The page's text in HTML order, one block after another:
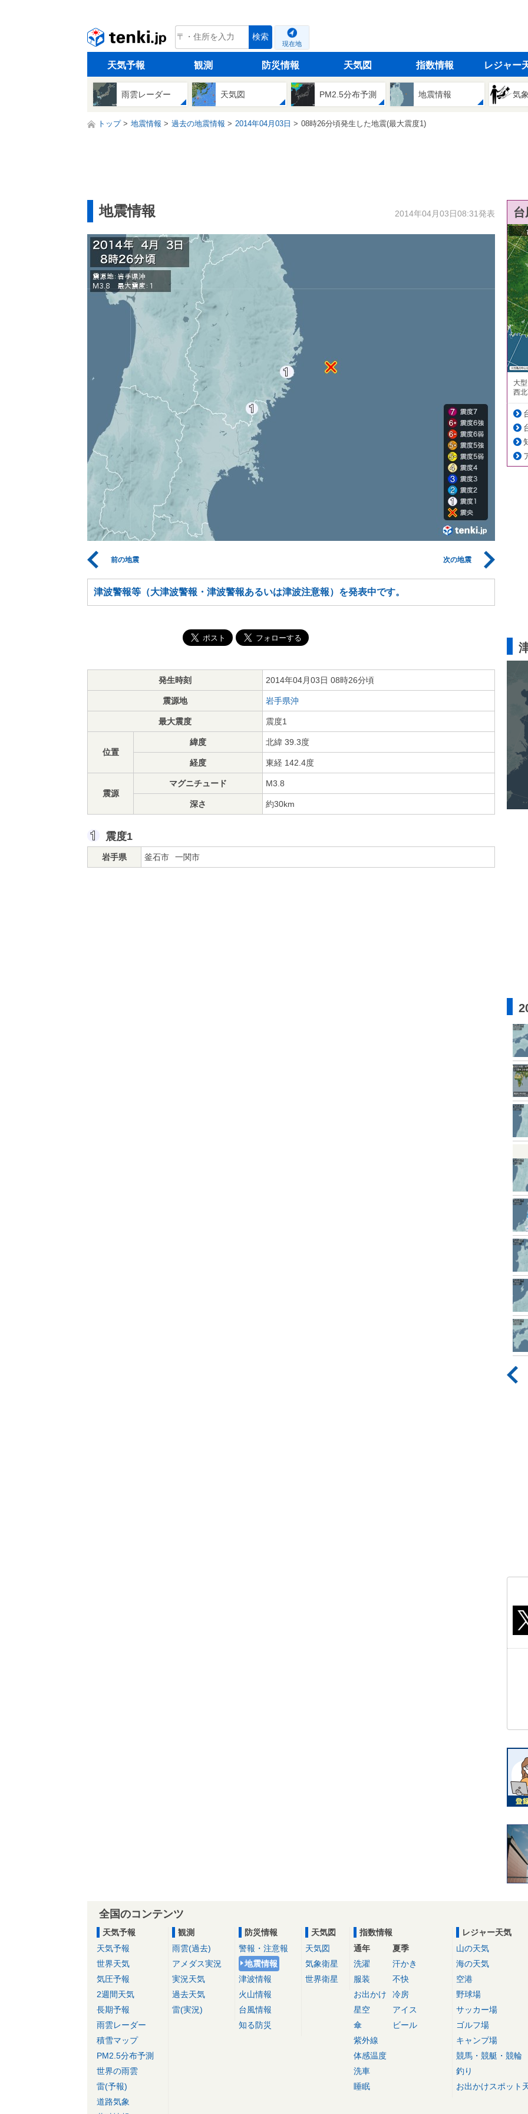
tenki.jp 検索
現在地
天気予報 観測 防災情報 天気図 指数情報 レジャー
雨雲レーダー 天気図 PM2.5分布予測 地震情報 気
トップ 地震情報 過去の地震情報 2014年04月03日 08時26分頃発生した地震(最大震度1)
地震情報 2014年04月03日08:31発表
前の地震 次の地震
津波警報等（大津波警報・津波警報あるいは津波注意報）を発表中です。
発生時刻 2014年04月03日 08時26分頃
震源地 岩手県沖
最大震度 震度1
位置
緯度 北緯 39.3度
経度 東経 142.4度
震源
マグニチュード M3.8
深さ 約30km
震度1
岩手県 釜石市 一関市
大
西
全国のコンテンツ
天気予報
天気予報
世界天気
気圧予報
2週間天気
長期予報
雨雲レーダー
積雪マップ
PM2.5分布予測
世界の雨雲
雷(予報)
道路気象
観測
雨雲(過去)
アメダス実況
実況天気
過去天気
雷(実況)
防災情報
警報・注意報
地震情報
津波情報
火山情報
台風情報
知る防災
天気図
天気図
気象衛星
世界衛星
指数情報
通年
洗濯
服装
お出かけ
星空
傘
紫外線
体感温度
洗車
睡眠
夏季
汗かき
不快
冷房
アイス
ビール
レジャー天気
山の天気
海の天気
空港
野球場
サッカー場
ゴルフ場
キャンプ場
競馬・競艇・競輪
釣り
お出かけスポット